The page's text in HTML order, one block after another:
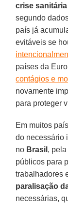
crise sanitária
segundo
país já
evitáveis se
países da
contágios e
novamente
para proteger
Em muitos
do necessário
no Brasil ,
públicos para
trabalhadores
paralisação
necessárias,